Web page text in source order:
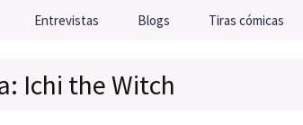
Entrevistas Blogs Tiras cómicas
Ichi the Witch